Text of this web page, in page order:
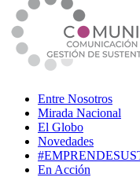
Entre Nosotros
Mirada Nacional
El Globo
Novedades
En Acción